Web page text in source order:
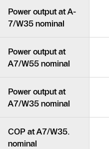
Power output at A-
7/W35 nominal
Power output at
A7/W55 nominal
Power output at
A7/W35 nominal
COP at A7/W35.
nominal